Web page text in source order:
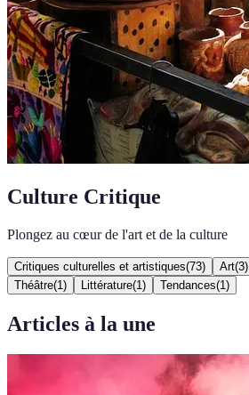
Culture Critique
Plongez au cœur de l'art et de la culture
Critiques culturelles et artistiques(73) Art(3)
Théâtre(1 ) Littérature(1 ) Tendances(1 )
Articles à la une